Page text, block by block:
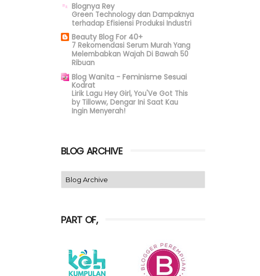
Blognya Rey
Green Technology dan Dampaknya
terhadap Efisiensi Produksi Industri
Beauty Blog For 40+
7 Rekomendasi Serum Murah Yang
Melembabkan Wajah Di Bawah 50
Ribuan
Blog Wanita - Feminisme Sesuai
Kodrat
Lirik Lagu Hey Girl, You'Ve Got This
by Tilloww, Dengar Ini Saat Kau
Ingin Menyerah!
BLOG ARCHIVE
PART OF,